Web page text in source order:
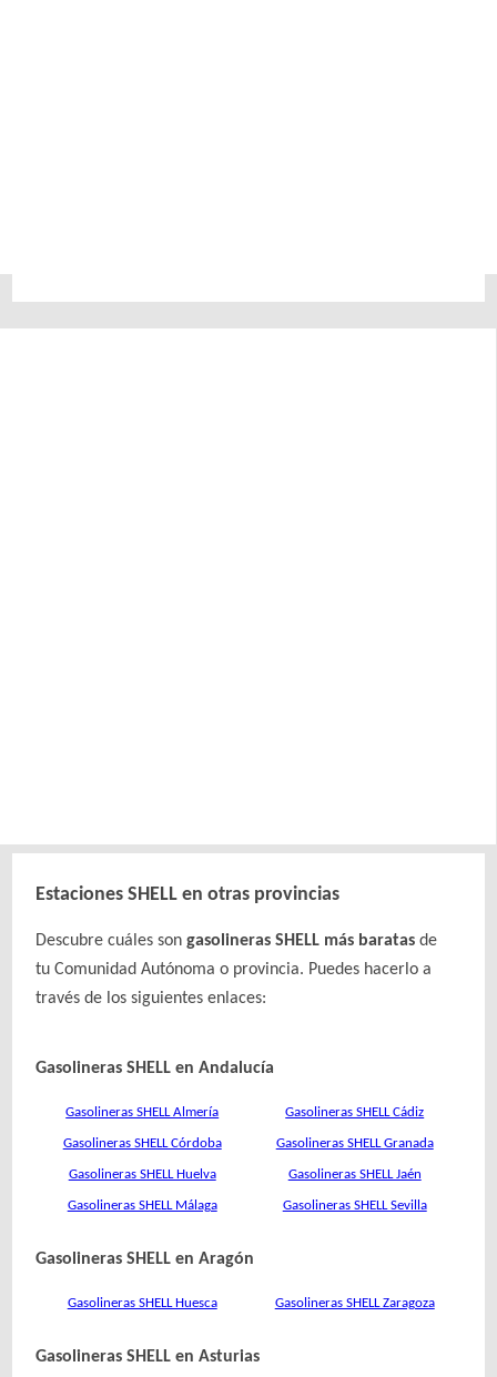
Estaciones SHELL en otras provincias
Descubre cuáles songasolineras SHELL más baratas de
tu Comunidad Autónoma o provincia. Puedes hacerlo a
través de los siguientes enlaces:
Gasolineras SHELL en Andalucía
Gasolineras SHELL Almería Gasolineras SHELL Cádiz
Gasolineras SHELL Córdoba Gasolineras SHELL Granada
Gasolineras SHELL Huelva Gasolineras SHELL Jaén
Gasolineras SHELL Málaga Gasolineras SHELL Sevilla
Gasolineras SHELL en Aragón
Gasolineras SHELL Huesca Gasolineras SHELL Zaragoza
Gasolineras SHELL en Asturias